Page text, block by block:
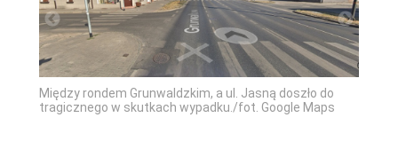
Między rondem Grunwaldzkim, a ul. Jasną doszło do
tragicznego w skutkach wypadku./fot. Google Maps